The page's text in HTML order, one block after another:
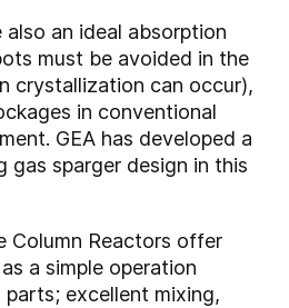
also an ideal absorption
must be avoided in the
crystallization can occur),
in conventional
GEA has developed a
gas sparger design in this
Column Reactors offer
a simple operation
excellent mixing,